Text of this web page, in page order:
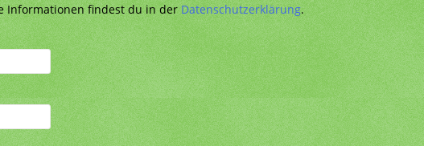
Informationen findest du in derDatenschutzerklärung.